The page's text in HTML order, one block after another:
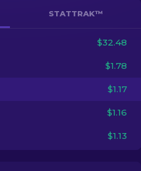
ES
STATTRAK™
$32.48
$1.78
$1.17
$1.16
$1.13